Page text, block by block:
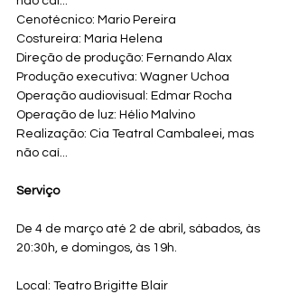
Cenotécnico: Mario Pereira
Costureira: Maria Helena
Direção de produção: Fernando Alax
Produção executiva: Wagner Uchoa
Operação audiovisual: Edmar Rocha
Operação de luz: Hélio Malvino
Realização: Cia Teatral Cambaleei, mas
não caí...
Serviço
De 4 de março até 2 de abril, sábados, às
20:30h, e domingos, às 19h.
Local: Teatro Brigitte Blair